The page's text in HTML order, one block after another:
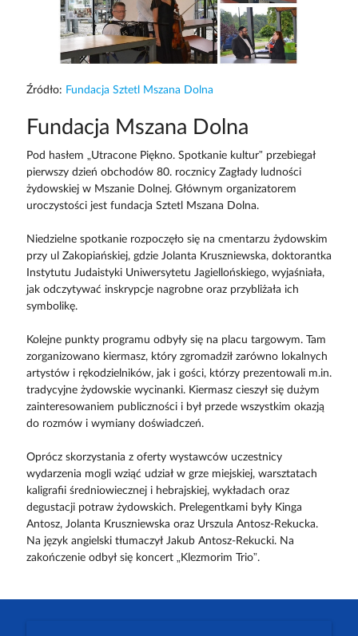
Źródło: Fundacja Sztetl Mszana Dolna
Fundacja Mszana Dolna
Pod hasłem „Utracone Piękno. Spotkanie kultur” przebiegał
pierwszy dzień obchodów 80. rocznicy Zagłady ludności
żydowskiej w Mszanie Dolnej. Głównym organizatorem
uroczystości jest fundacja Sztetl Mszana Dolna.
Niedzielne spotkanie rozpoczęło się na cmentarzu żydowskim
przy ul Zakopiańskiej, gdzie Jolanta Kruszniewska, doktorantka
Instytutu Judaistyki Uniwersytetu Jagiellońskiego, wyjaśniała,
jak odczytywać inskrypcje nagrobne oraz przybliżała ich
symbolikę.
Kolejne punkty programu odbyły się na placu targowym. Tam
zorganizowano kiermasz, który zgromadził zarówno lokalnych
artystów i rękodzielników, jak i gości, którzy prezentowali m.in.
tradycyjne żydowskie wycinanki. Kiermasz cieszył się dużym
zainteresowaniem publiczności i był przede wszystkim okazją
do rozmów i wymiany doświadczeń.
Oprócz skorzystania z oferty wystawców uczestnicy
wydarzenia mogli wziąć udział w grze miejskiej, warsztatach
kaligrafii średniowiecznej i hebrajskiej, wykładach oraz
degustacji potraw żydowskich. Prelegentkami były Kinga
Antosz, Jolanta Kruszniewska oraz Urszula Antosz-Rekucka.
Na język angielski tłumaczył Jakub Antosz-Rekucki. Na
zakończenie odbył się koncert „Klezmorim Trio”.